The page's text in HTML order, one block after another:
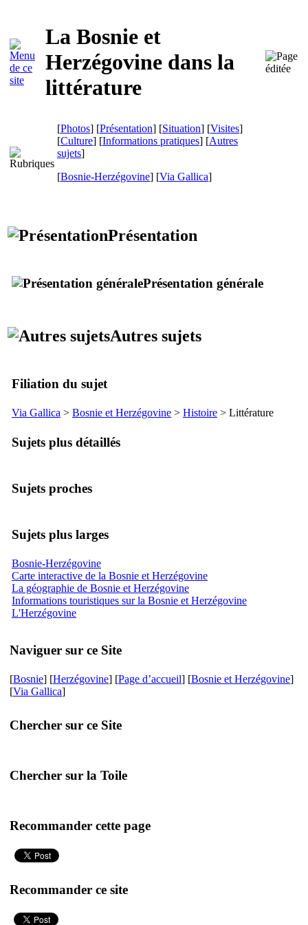
La Bosnie et
Herzégovine dans la
littérature
[Photos] [Présentation] [Situation] [Visites]
[Culture] [Informations pratiques] [Autres
sujets]
[Bosnie-Herzégovine] [Via Gallica]
Présentation
Présentation générale
Autres sujets
Filiation du sujet
Via Gallica > Bosnie et Herzégovine > Histoire > Littérature
Sujets plus détaillés
Sujets proches
Sujets plus larges
Bosnie-Herzégovine
Carte interactive de la Bosnie et Herzégovine
La géographie de Bosnie et Herzégovine
Informations touristiques sur la Bosnie et Herzégovine
L'Herzégovine
Naviguer sur ce Site
[Bosnie] [Herzégovine] [Page d’accueil] [Bosnie et Herzégovine]
[Via Gallica]
Chercher sur ce Site
Chercher sur la Toile
Recommander cette page
Recommander ce site